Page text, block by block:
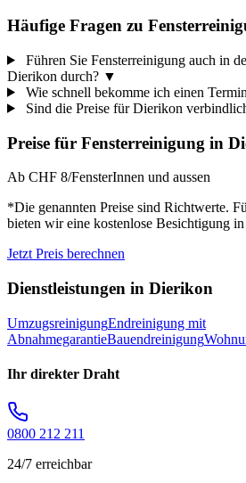
Häufige Fragen zu
Führen Sie Fensterreinigung auch in
Dierikon durch? ▼
Wie schnell bekomme ich einen
Sind die Preise für Dierikon
Preise für Fensterreinigung in
Ab CHF 8/FensterInnen und aussen
*Die genannten Preise sind Richtwerte.
bieten wir eine kostenlose Besichtigung in
Jetzt Preis berechnen
Dienstleistungen in Dierikon
UmzugsreinigungEndreinigung mit
AbnahmegarantieBauendreinigung
Ihr direkter Draht
0800 212 211
24/7 erreichbar